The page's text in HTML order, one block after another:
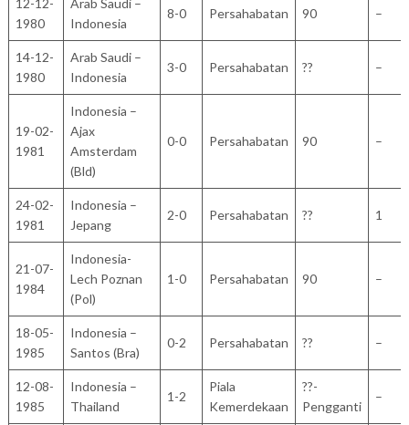
12-12-
1980
Arab Saudi –
Indonesia
8-0 Persahabatan 90 –
14-12-
1980
Arab Saudi –
Indonesia
3-0 Persahabatan ?? –
19-02-
1981
Indonesia –
Ajax
Amsterdam
(Bld)
0-0 Persahabatan 90 –
24-02-
1981
Indonesia –
Jepang
2-0 Persahabatan ?? 1
21-07-
1984
Indonesia-
Lech Poznan
(Pol)
1-0 Persahabatan 90 –
18-05-
1985
Indonesia –
Santos (Bra)
0-2 Persahabatan ?? –
12-08-
1985
Indonesia –
Thailand
1-2
Piala
Kemerdekaan
??-
Pengganti
–